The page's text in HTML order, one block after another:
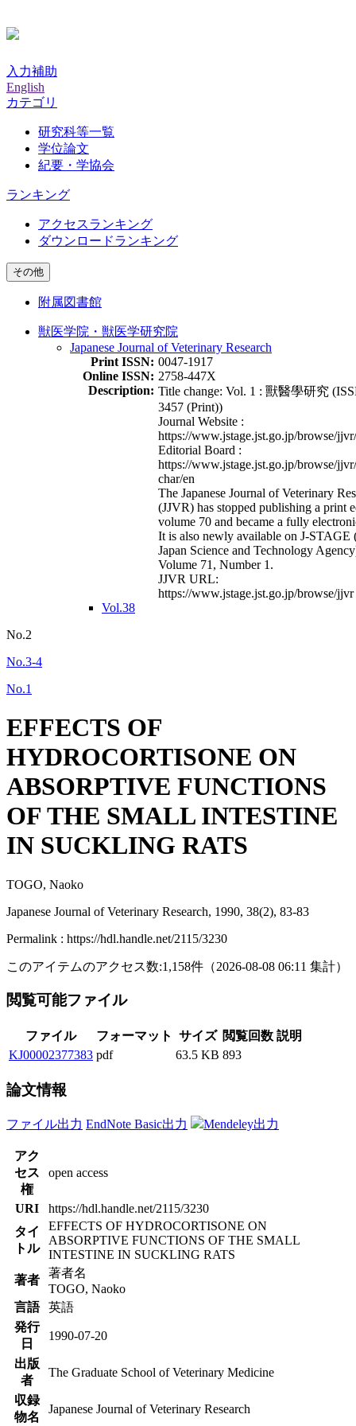
入力補助
English
カテゴリ
研究科等一覧
学位論文
紀要・学協会
ランキング
アクセスランキング
ダウンロードランキング
その他
附属図書館
獣医学院・獣医学研究院
Japanese Journal of Veterinary Research
Print ISSN: 0047-1917
Online ISSN: 2758-447X
Description: Title change: Vol. 1 : 獸醫學研究
3457 (Print))
Journal Website :
https://www.jstage.jst.go.jp/browse/
Editorial Board :
https://www.jstage.jst.go.jp/browse/
char/en
The Japanese Journal of Veterinary
(JJVR) has stopped publishing a print
volume 70 and became a fully
It is also newly available on J-STAGE
Japan Science and Technology
Volume 71, Number 1.
JJVR URL:
https://www.jstage.jst.go.jp/browse/jjvr
Vol.38
No.2
No.3-4
No.1
EFFECTS OF
HYDROCORTISONE ON
ABSORPTIVE FUNCTIONS
OF THE SMALL INTESTINE
IN SUCKLING RATS
TOGO, Naoko
Japanese Journal of Veterinary Research, 1990, 38(2), 83-83
Permalink : https://hdl.handle.net/2115/3230
このアイテムのアクセス数:1,158件 （2026-08-08 06:11 集計）
閲覧可能ファイル
ファイル フォーマット サイズ 閲覧回数 説明
KJ00002377383 pdf 63.5 KB 893
論文情報
ファイル出力 EndNote Basic出力 Mendeley出力
アク
セス
権
open access
URI
https://hdl.handle.net/2115/3230
タイ
トル
EFFECTS OF HYDROCORTISONE ON
ABSORPTIVE FUNCTIONS OF THE SMALL
INTESTINE IN SUCKLING RATS
著者
著者名
TOGO, Naoko
言語
英語
発行
日
1990-07-20
出版
者
The Graduate School of Veterinary Medicine
収録
物名
Japanese Journal of Veterinary Research